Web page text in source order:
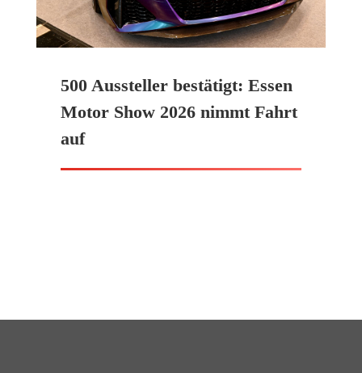
500 Aussteller bestätigt: Essen
Motor Show 2026 nimmt Fahrt
auf